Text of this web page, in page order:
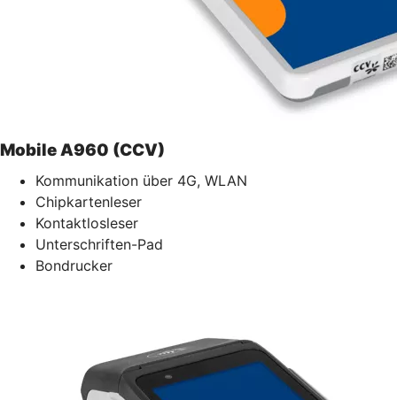
Mobile A960 (CCV)
Kommunikation über 4G, WLAN
Chipkartenleser
Kontaktlosleser
Unterschriften-Pad
Bondrucker